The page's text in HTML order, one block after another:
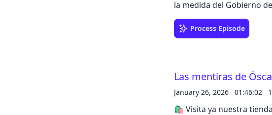
la medida del Gobierno
distraer de la polémica
episodio completo en la
Originals
Process Episode
Las mentiras de
January 26, 2026 01:46:02
🛍️ Visita ya nuestra tienda: